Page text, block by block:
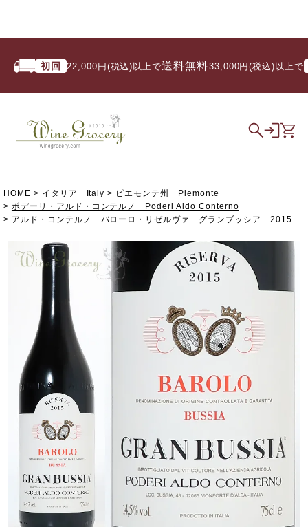
初回 22,000円(税込)以上で送料無料/ 33,000円(税込)以上で い
HOME イタリア Italy
ピエモンテ州 Piemonte
ポデーリ・アルド・コンテルノ Poderi Aldo Conterno
アルド・コンテルノ バローロ・リゼルヴァ グランブッシア 2015